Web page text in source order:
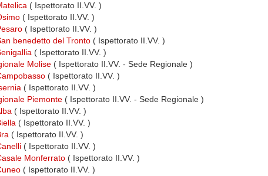
( Ispettorato II.VV. )
( Ispettorato II.VV. )
( Ispettorato II.VV. )
benedetto del Tronto ( Ispettorato II.VV. )
( Ispettorato II.VV. )
Molise ( Ispettorato II.VV. - Sede Regionale )
( Ispettorato II.VV. )
( Ispettorato II.VV. )
Piemonte ( Ispettorato II.VV. - Sede Regionale )
( Ispettorato II.VV. )
( Ispettorato II.VV. )
( Ispettorato II.VV. )
( Ispettorato II.VV. )
Monferrato ( Ispettorato II.VV. )
( Ispettorato II.VV. )